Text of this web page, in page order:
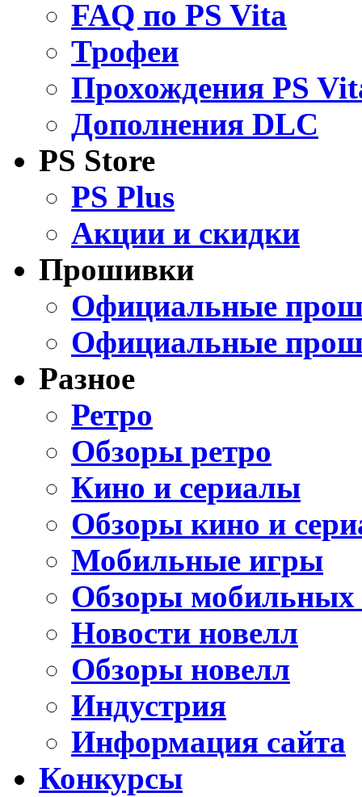
FAQ по PS Vita
Трофеи
Прохождения PS
Дополнения DLC
PS Store
PS Plus
Акции и скидки
Прошивки
Официальные
Официальные
Разное
Ретро
Обзоры ретро
Кино и сериалы
Обзоры кино и
Мобильные игры
Обзоры мобильных
Новости новелл
Обзоры новелл
Индустрия
Информация сайта
Конкурсы